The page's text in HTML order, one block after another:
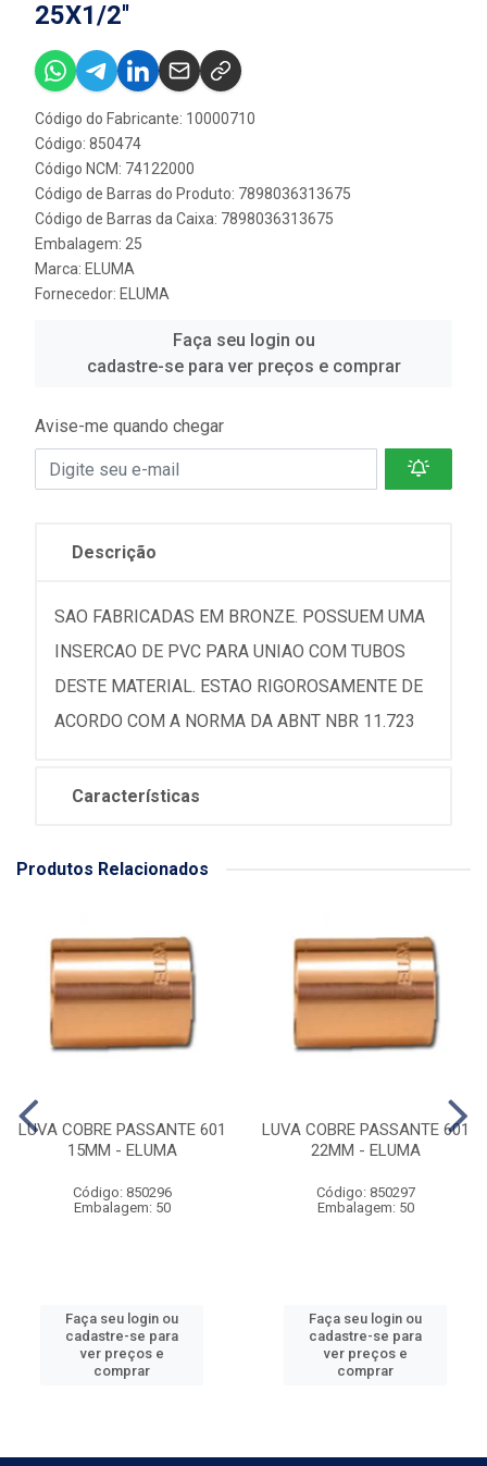
25X1/2''
Código do Fabricante: 10000710
Código: 850474
Código NCM: 74122000
Código de Barras do Produto: 7898036313675
Código de Barras da Caixa: 7898036313675
Embalagem: 25
Marca: ELUMA
Fornecedor: ELUMA
Faça seu login ou
cadastre-se para ver preços e comprar
Avise-me quando chegar
Descrição
SAO FABRICADAS EM BRONZE. POSSUEM UMA
INSERCAO DE PVC PARA UNIAO COM TUBOS
DESTE MATERIAL. ESTAO RIGOROSAMENTE DE
ACORDO COM A NORMA DA ABNT NBR 11.723
Características
Produtos Relacionados
LUVA COBRE PASSANTE 601
15MM - ELUMA
Código: 850296
Embalagem: 50
Faça seu login ou
cadastre-se para
ver preços e
comprar
LUVA COBRE PASSANTE 601
22MM - ELUMA
Código: 850297
Embalagem: 50
Faça seu login ou
cadastre-se para
ver preços e
comprar